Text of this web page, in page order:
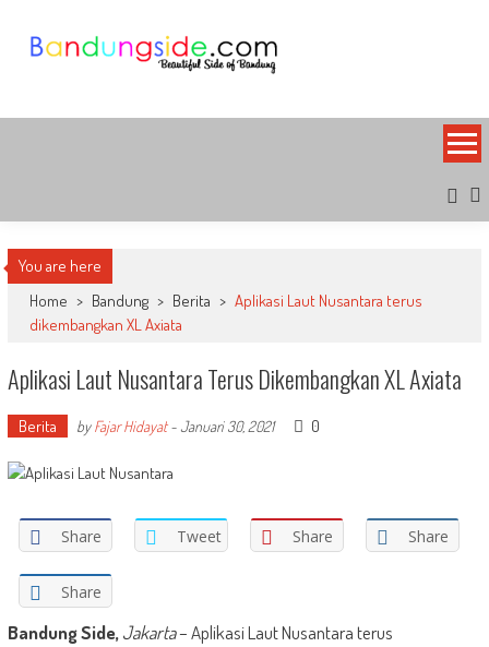
content
You are here
Home > Bandung > Berita > Aplikasi Laut Nusantara terus
dikembangkan XL Axiata
Aplikasi Laut Nusantara Terus Dikembangkan XL Axiata
Berita byFajar Hidayat-Januari 30, 2021 0
Share Tweet Share Share
Share
Bandung Side, Jakarta– Aplikasi Laut Nusantara terus